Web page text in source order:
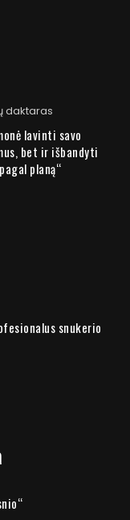
daktaras
lavinti savo
bet ir išbandyti
planą“
snukerio